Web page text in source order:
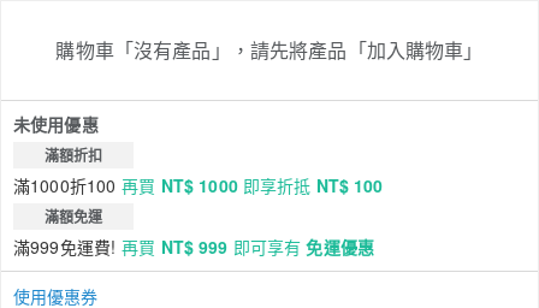
購物車「沒有產品」，請先將產品「加入購物車」
未使用優惠
滿額折扣
滿1000折100 再買 NT$ 1000即享折抵 NT$ 100
滿額免運
滿999免運費! 再買 NT$ 999 即可享有免運優惠
使用優惠券